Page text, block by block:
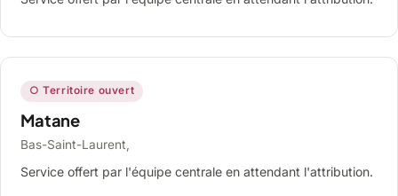
○ Territoire ouvert
Matane
Bas-Saint-Laurent,
Service offert par l'équipe centrale en attendant l'attribution.